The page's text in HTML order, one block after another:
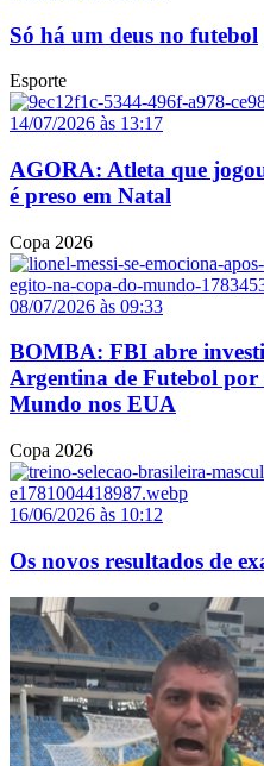
Só há um deus no futebol
Esporte
14/07/2026 às 13:17
AGORA: Atleta que
é preso em Natal
Copa 2026
08/07/2026 às 09:33
BOMBA: FBI abre
Argentina de Futebol
Mundo nos EUA
Copa 2026
16/06/2026 às 10:12
Os novos resultados de